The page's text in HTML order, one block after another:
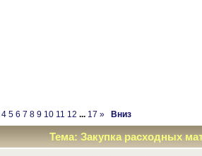
4 5 6 7 8 9 10 11 12 ... 17 » Вниз
Тема: Закупка расходных